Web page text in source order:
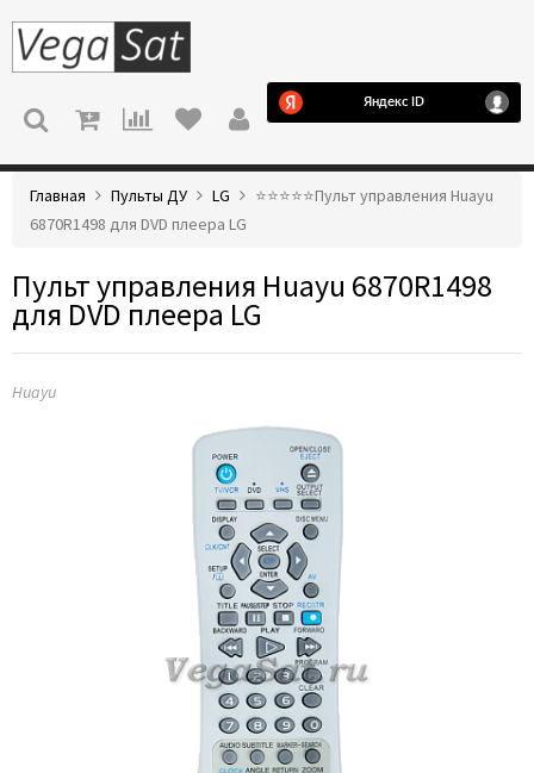
МЕНЮ
Главная Пульты ДУ LG
⭐️⭐️⭐️⭐️⭐️Пульт управления Huayu
6870R1498 для DVD плеера LG
Пульт управления Huayu 6870R1498
для DVD плеера LG
Huayu